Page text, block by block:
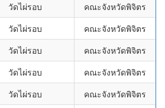
วัดไผ่รอบ
คณะจังหวัดพิจิตร
วัดไผ่รอบ
คณะจังหวัดพิจิตร
วัดไผ่รอบ
คณะจังหวัดพิจิตร
วัดไผ่รอบ
คณะจังหวัดพิจิตร
วัดไผ่รอบ
คณะจังหวัดพิจิตร